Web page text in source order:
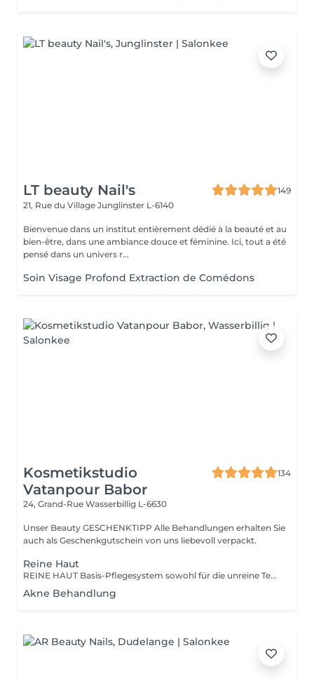
LT beauty Nail's
149
21, Rue du Village Junglinster L-6140
Bienvenue dans un institut entièrement dédié à la beauté et au
bien-être, dans une ambiance douce et féminine. Ici, tout a été
pensé dans un univers r...
Soin Visage Profond Extraction de Comédons
Kosmetikstudio
Vatanpour Babor
134
24, Grand-Rue Wasserbillig L-6630
Unser Beauty GESCHENKTIPP Alle Behandlungen erhalten Sie
auch als Geschenkgutschein von uns liebevoll verpackt.
Reine Haut
REINE HAUT Basis-Pflegesystem sowohl für die unreine Teenager-Haut als auch für die unreine, anspruchsvolle Haut ab 30. Spezialwirkstoffe reduzieren Hautunreinheiten und verbessern das Hautbild sichtbar. Je nach Hautbild lässt sich zusätzlich eine straffende Anti-Falten-Wirkung erzielen.
Akne Behandlung